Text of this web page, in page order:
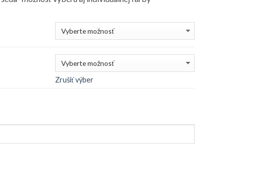
Zrušiť výber